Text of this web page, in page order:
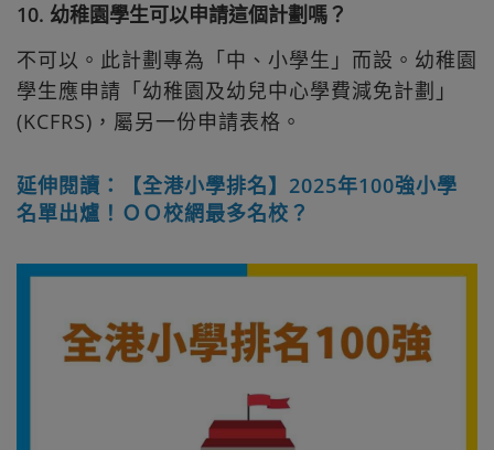
10. 幼稚園學生可以申請這個計劃嗎？
不可以。此計劃專為「中、小學生」而設。幼稚園
學生應申請「幼稚園及幼兒中心學費減免計劃」
(KCFRS)，屬另一份申請表格。
延伸閱讀：【全港小學排名】2025年100強小學
名單出爐！ＯＯ校網最多名校？